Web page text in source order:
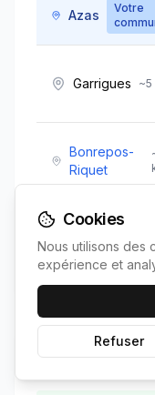
Azas
Votre
Garrigues ~5
Bonrepos-
Riquet
Buzet-sur-
Tarn
Position
Cookies
Nous utilisons des
expérience et
Refuser